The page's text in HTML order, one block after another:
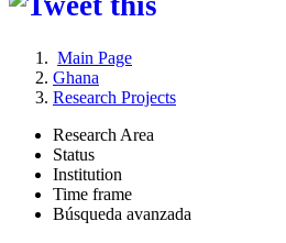
Main Page
Ghana
Research Projects
Research Area
Status
Institution
Time frame
Búsqueda avanzada